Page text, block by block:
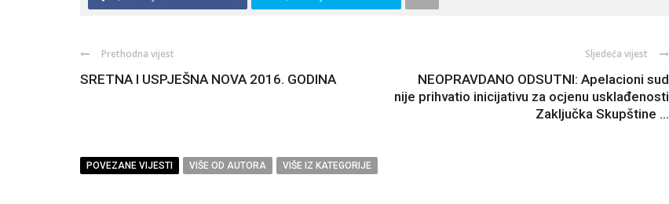
Prethodna vijest
SRETNA I USPJEŠNA NOVA 2016. GODINA
Sljedeća vijest
NEOPRAVDANO ODSUTNI: Apelacioni sud
nije prihvatio inicijativu za ocjenu usklađenosti
Zaključka Skupštine ...
POVEZANE VIJESTI VIŠE OD AUTORA VIŠE IZ KATEGORIJE